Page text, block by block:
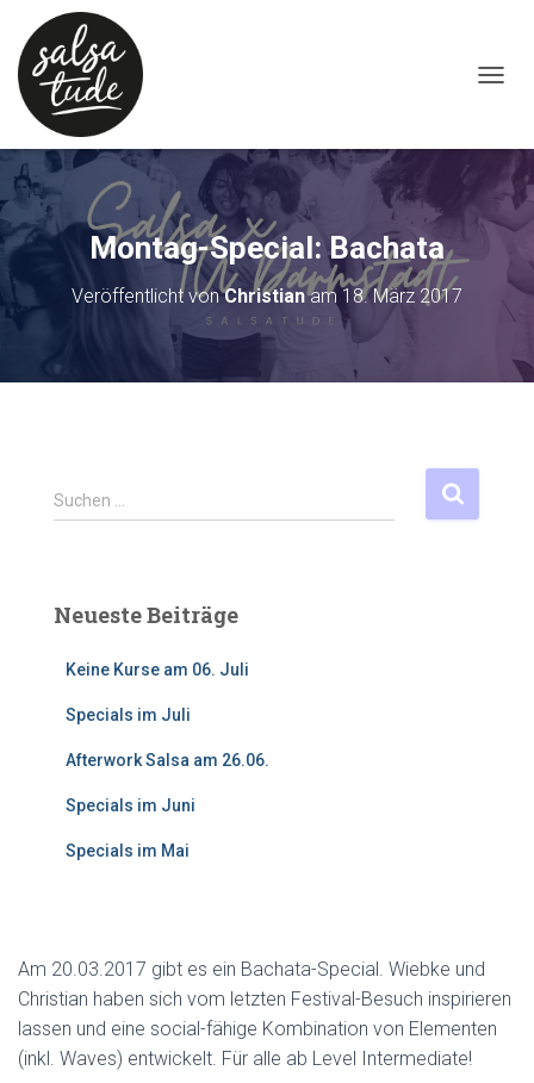
Montag-Special: Bachata
Veröffentlicht vonChristianam 18. März 2017
S
u
n
Suchen …
Neueste Beiträge
Keine Kurse am 06. Juli
Specials im Juli
Afterwork Salsa am 26.06.
Specials im Juni
Specials im Mai
Am 20.03.2017 gibt es ein Bachata-Special. Wiebke und
Christian haben sich vom letzten Festival-Besuch inspirieren
lassen und eine social-fähige Kombination von Elementen
(inkl. Waves) entwickelt. Für alle ab Level Intermediate!